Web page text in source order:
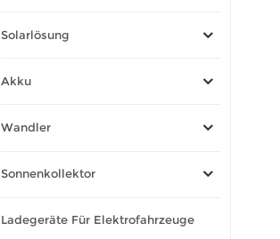
Solarlösung
Akku
Wandler
Sonnenkollektor
Ladegeräte Für Elektrofahrzeuge